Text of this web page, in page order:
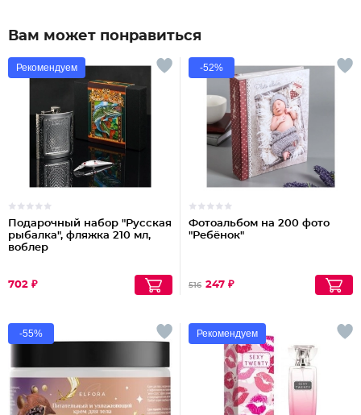
Вам может понравиться
Рекомендуем
Подарочный набор "Русская
рыбалка", фляжка 210 мл,
воблер
702 ₽
-52%
Фотоальбом на 200 фото
"Ребёнок"
516 247 ₽
-55% Рекомендуем